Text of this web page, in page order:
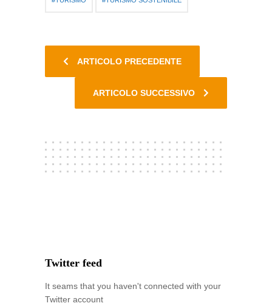
ARTICOLO PRECEDENTE
ARTICOLO SUCCESSIVO
Twitter feed
It seams that you haven't connected with your
Twitter account